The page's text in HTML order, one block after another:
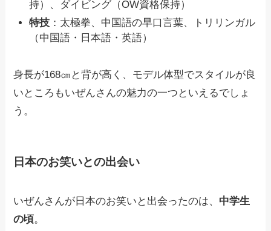
持）、ダイビング（OW資格保持）
特技：太極拳、中国語の早口言葉、トリリンガル
（中国語・日本語・英語）
身長が168㎝と背が高く、モデル体型でスタイルが良
いところもいぜんさんの魅力の一つといえるでしょ
う。
日本のお笑いとの出会い
いぜんさんが日本のお笑いと出会ったのは、 中学生
の頃。